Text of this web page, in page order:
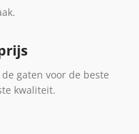
gaten voor de beste
kwaliteit.